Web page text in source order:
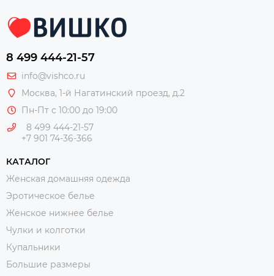
8 499 444-21-57
info@vishco.ru
Москва, 1-й Нагатинский проезд, д.2
Пн-Пт с 10:00 до 19:00
8 499 444-21-57
+7 901 74-36-366
КАТАЛОГ
Женская домашняя одежда
Эротическое белье
Женское нижнее белье
Чулки и колготки
Купальники
Большие размеры